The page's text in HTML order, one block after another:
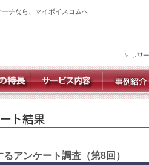
チなら、マイボイスコムへ
るアンケート調査（第8回）